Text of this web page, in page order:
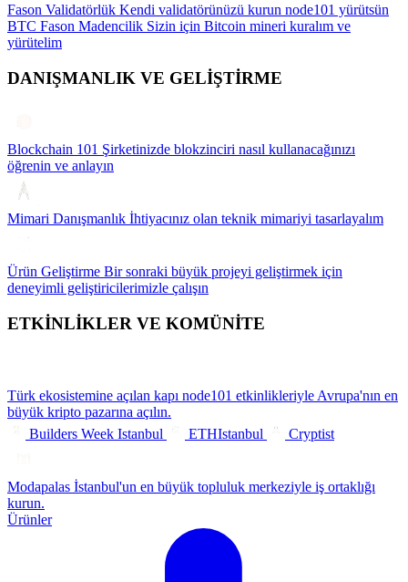
Fason Validatörlük Kendi validatörünüzü kurun node101 yürütsün
BTC Fason Madencilik Sizin için Bitcoin mineri kuralım ve
yürütelim
DANIŞMANLIK VE GELİŞTİRME
Blockchain 101 Şirketinizde blokzinciri nasıl kullanacağınızı
öğrenin ve anlayın
Mimari Danışmanlık İhtiyacınız olan teknik mimariyi tasarlayalım
Ürün Geliştirme Bir sonraki büyük projeyi geliştirmek için
deneyimli geliştiricilerimizle çalışın
ETKİNLİKLER VE KOMÜNİTE
Türk ekosistemine açılan kapı node101 etkinlikleriyle Avrupa'nın en
büyük kripto pazarına açılın.
Builders Week Istanbul
ETHIstanbul Cryptist
Modapalas İstanbul'un en büyük topluluk merkeziyle iş ortaklığı
kurun.
Ürünler